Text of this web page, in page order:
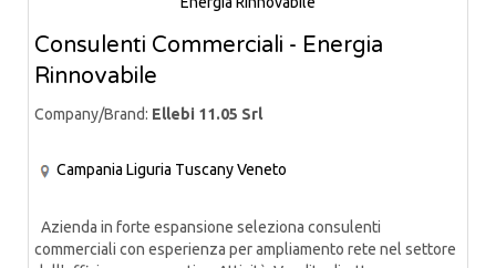
Consulenti Commerciali - Energia
Rinnovabile
Company/Brand: Ellebi 11.05 Srl
Campania Liguria TuscanyVeneto
Azienda in forte espansione seleziona consulenti
commerciali con esperienza per ampliamento rete nel settore